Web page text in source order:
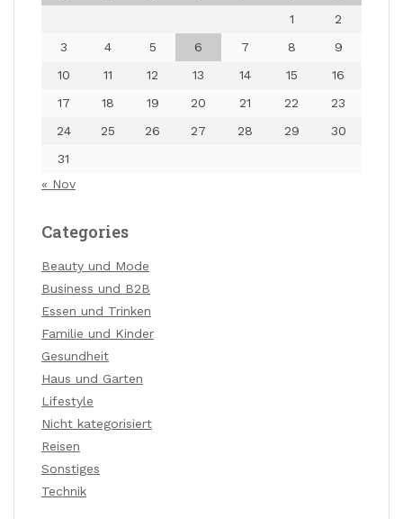
1
2
3
4 5 6 7 8
9
10
11 12 13 14 15
16
17
18 19 20 21 22
23
24
25 26 27 28 29
30
31
« Nov
Categories
Beauty und Mode
Business und B2B
Essen und Trinken
Familie und Kinder
Gesundheit
Haus und Garten
Lifestyle
Nicht kategorisiert
Reisen
Sonstiges
Technik